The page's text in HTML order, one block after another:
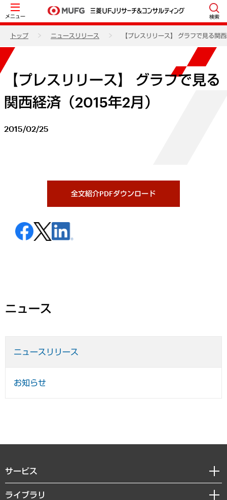
メニュー 検索
トップ ニュースリリース 【プレスリリース】 グラフで見る関
【プレスリリース】 グラフで見る
関西経済（2015年2月）
2015/02/25
全文紹介PDFダウンロード
ニュース
ニュースリリース
お知らせ
サービス
経営戦略
ライブラリ